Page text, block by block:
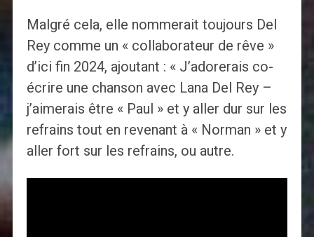
Malgré cela, elle nommerait toujours Del
Rey comme un « collaborateur de rêve »
d’ici fin 2024, ajoutant : « J’adorerais co-
écrire une chanson avec Lana Del Rey –
j’aimerais être « Paul » et y aller dur sur les
refrains tout en revenant à « Norman » et y
aller fort sur les refrains, ou autre.